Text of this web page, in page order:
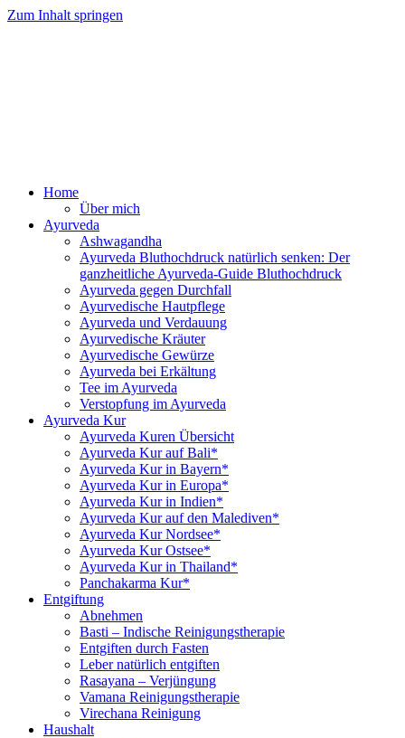
Zum Inhalt springen
Home
Über mich
Ayurveda
Ashwagandha
Ayurveda Bluthochdruck natürlich senken: Der
ganzheitliche Ayurveda-Guide Bluthochdruck
Ayurveda gegen Durchfall
Ayurvedische Hautpflege
Ayurveda und Verdauung
Ayurvedische Kräuter
Ayurvedische Gewürze
Ayurveda bei Erkältung
Tee im Ayurveda
Verstopfung im Ayurveda
Ayurveda Kur
Ayurveda Kuren Übersicht
Ayurveda Kur auf Bali*
Ayurveda Kur in Bayern*
Ayurveda Kur in Europa*
Ayurveda Kur in Indien*
Ayurveda Kur auf den Malediven*
Ayurveda Kur Nordsee*
Ayurveda Kur Ostsee*
Ayurveda Kur in Thailand*
Panchakarma Kur*
Entgiftung
Abnehmen
Basti – Indische Reinigungstherapie
Entgiften durch Fasten
Leber natürlich entgiften
Rasayana – Verjüngung
Vamana Reinigungstherapie
Virechana Reinigung
Haushalt